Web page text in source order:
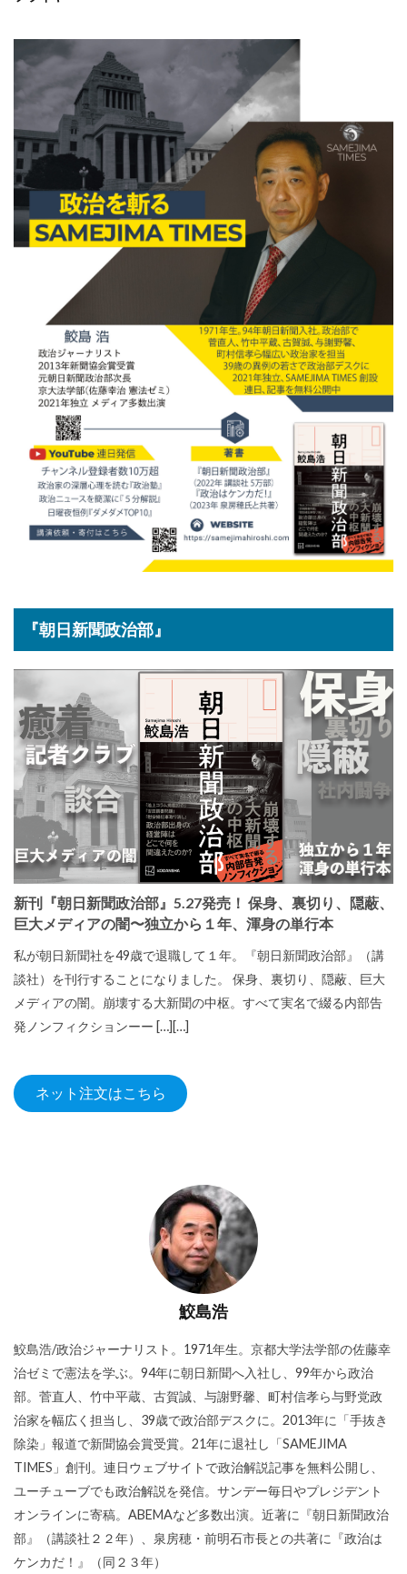
『朝日新聞政治部』
新刊『朝日新聞政治部』5.27発売！ 保身、裏切り、隠蔽、
巨大メディアの闇〜独立から１年、渾身の単行本
私が朝日新聞社を49歳で退職して１年。『朝日新聞政治部』（講
談社）を刊行することになりました。 保身、裏切り、隠蔽、巨大
メディアの闇。崩壊する大新聞の中枢。すべて実名で綴る内部告
発ノンフィクションーー […][…]
ネット注文はこちら
鮫島浩
鮫島浩/政治ジャーナリスト。1971年生。京都大学法学部の佐藤幸
治ゼミで憲法を学ぶ。94年に朝日新聞へ入社し、99年から政治
部。菅直人、竹中平蔵、古賀誠、与謝野馨、町村信孝ら与野党政
治家を幅広く担当し、39歳で政治部デスクに。2013年に「手抜き
除染」報道で新聞協会賞受賞。21年に退社し「SAMEJIMA
TIMES」創刊。連日ウェブサイトで政治解説記事を無料公開し、
ユーチューブでも政治解説を発信。サンデー毎日やプレジデント
オンラインに寄稿。ABEMAなど多数出演。近著に『朝日新聞政治
部』（講談社２２年）、泉房穂・前明石市長との共著に『政治は
ケンカだ！』（同２３年）